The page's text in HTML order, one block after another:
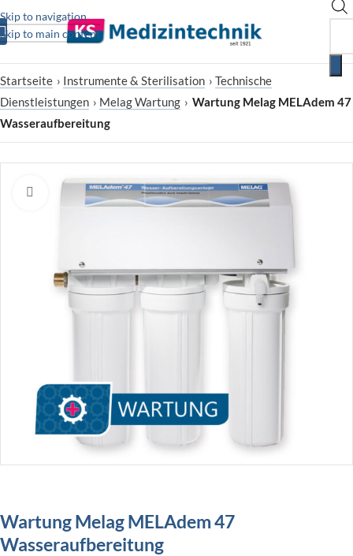
Skip to navigation
Skip to main content
Startseite › Instrumente & Sterilisation › Technische
Dienstleistungen › Melag Wartung › Wartung Melag MELAdem 47
Wasseraufbereitung
Zum Vergrößern klicken
Wartung Melag MELAdem 47
Wasseraufbereitung